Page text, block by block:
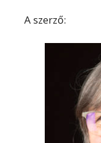
A szerző: